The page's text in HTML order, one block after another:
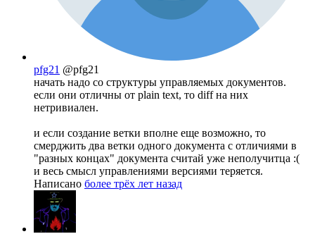
pfg21 @pfg21
начать надо со структуры управляемых документов.
если они отличны от plain text, то diff на них
нетривиален.
и если создание ветки вполне еще возможно, то
смерджить два ветки одного документа с отличиями в
"разных концах" документа считай уже неполучитца :(
и весь смысл управлениями версиями теряется.
Написано более трёх лет назад